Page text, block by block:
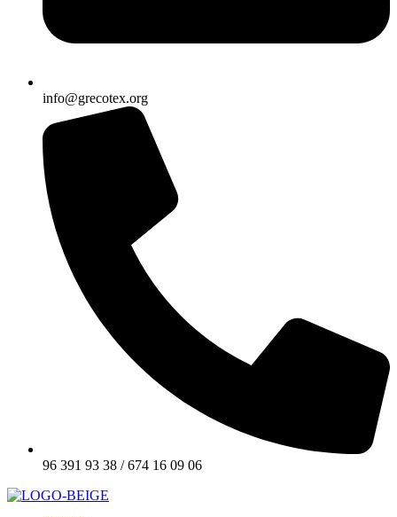
info@grecotex.org
96 391 93 38 / 674 16 09 06